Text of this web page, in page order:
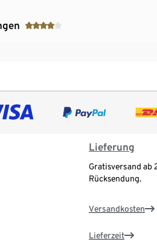
Lieferung
Gratisversand ab
Rücksendung.
Versandkosten
Lieferzeit